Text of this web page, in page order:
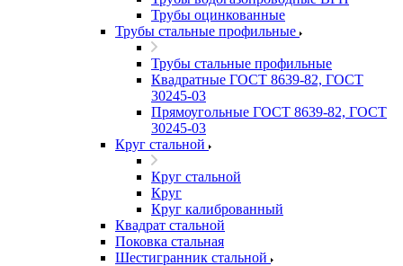
Трубы оцинкованные
Трубы стальные профильные
Трубы стальные профильные
Квадратные ГОСТ 8639-82, ГОСТ
30245-03
Прямоугольные ГОСТ 8639-82, ГОСТ
30245-03
Круг стальной
Круг стальной
Круг
Круг калиброванный
Квадрат стальной
Поковка стальная
Шестигранник стальной